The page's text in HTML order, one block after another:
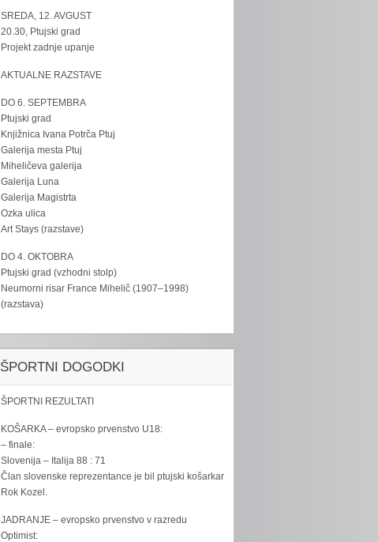
SREDA, 12. AVGUST
20.30, Ptujski grad
Projekt zadnje upanje
AKTUALNE RAZSTAVE
DO 6. SEPTEMBRA
Ptujski grad
Knjižnica Ivana Potrča Ptuj
Galerija mesta Ptuj
Miheličeva galerija
Galerija Luna
Galerija Magistrta
Ozka ulica
Art Stays (razstave)
DO 4. OKTOBRA
Ptujski grad (vzhodni stolp)
Neumorni risar France Mihelič (1907–1998)
(razstava)
ŠPORTNI DOGODKI
ŠPORTNI REZULTATI
KOŠARKA – evropsko prvenstvo U18:
– finale:
Slovenija – Italija 88 : 71
Član slovenske reprezentance je bil ptujski košarkar
Rok Kozel.
JADRANJE – evropsko prvenstvo v razredu
Optimist: